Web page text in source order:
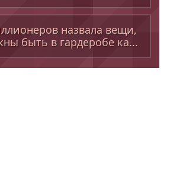
назвала вещи,
быть в гардеробе ка...